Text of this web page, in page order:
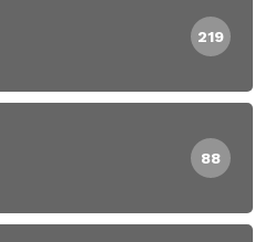
219
88